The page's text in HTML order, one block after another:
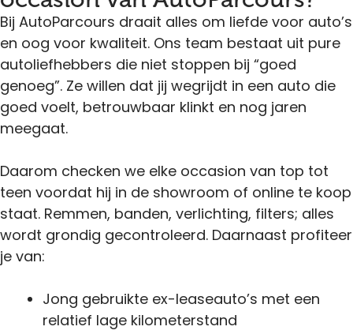
Bij AutoParcours draait alles om liefde voor auto’s
en oog voor kwaliteit. Ons team bestaat uit pure
autoliefhebbers die niet stoppen bij “goed
genoeg”. Ze willen dat jij wegrijdt in een auto die
goed voelt, betrouwbaar klinkt en nog jaren
meegaat.
Daarom checken we elke occasion van top tot
teen voordat hij in de showroom of online te koop
staat. Remmen, banden, verlichting, filters; alles
wordt grondig gecontroleerd. Daarnaast profiteer
je van:
Jong gebruikte ex-leaseauto’s met een
relatief lage kilometerstand